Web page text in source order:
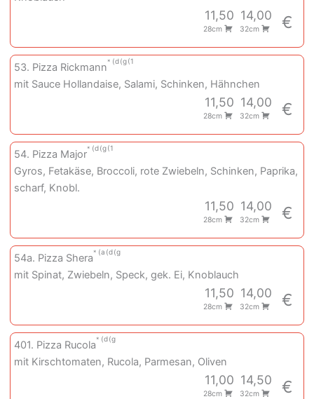
11,50
28cm
14,00
32cm €
53. Pizza Rickmann
d g 1
mit Sauce Hollandaise, Salami, Schinken, Hähnchen
11,50
28cm
14,00
32cm €
54. Pizza Major
d g 1
Gyros, Fetakäse, Broccoli, rote Zwiebeln, Schinken, Paprika,
scharf, Knobl.
11,50
28cm
14,00
32cm €
54a. Pizza Shera
a d g
mit Spinat, Zwiebeln, Speck, gek. Ei, Knoblauch
11,50
28cm
14,00
32cm €
401. Pizza Rucola
d g
mit Kirschtomaten, Rucola, Parmesan, Oliven
11,00
28cm
14,50
32cm €